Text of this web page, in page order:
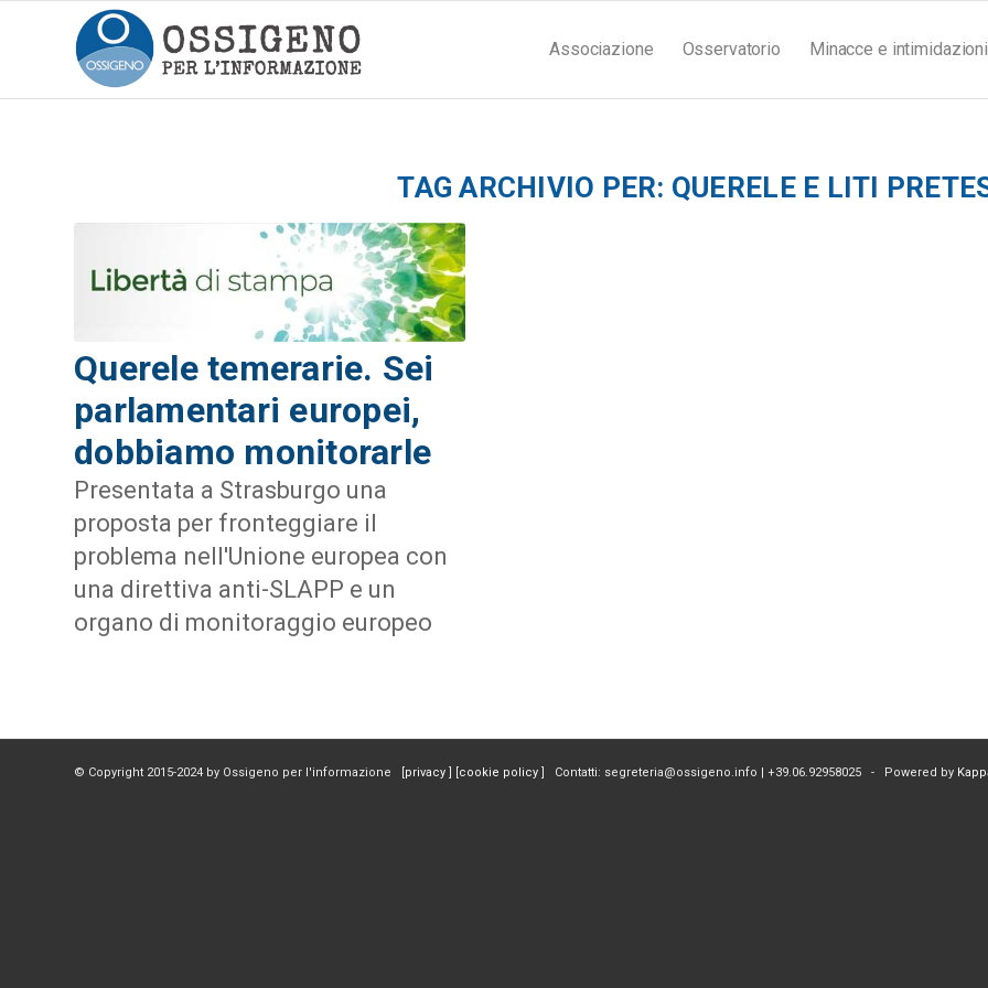
Associazione Osservatorio Minacce e intimidazioni
TAG ARCHIVIO PER: QUERELE E LITI
Querele temerarie. Sei
parlamentari europei,
dobbiamo monitorarle
Presentata a Strasburgo una
proposta per fronteggiare il
problema nell'Unione europea con
una direttiva anti-SLAPP e un
organo di monitoraggio europeo
© Copyright 2015-2024 by Ossigeno per l'informazione [privacy ] [cookie policy ] Contatti: segreteria@ossigeno.info | +39.06.92958025 - Powered by